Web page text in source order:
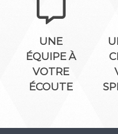
UNE
ÉQUIPE À
VOTRE
ÉCOUTE